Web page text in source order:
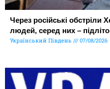
Через російські обстріли
людей, серед них –
Український Південь 07/08/2026